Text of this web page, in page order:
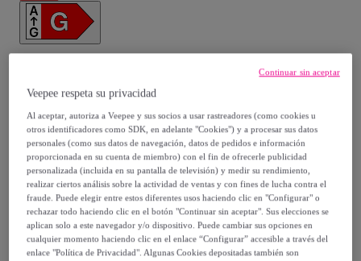
ver condiciones
Vendido porInnovaGoods
Entrega
Envío gratis
Veepee respeta su privacidad
Al aceptar, autoriza a Veepee y sus socios a usar rastreadores (como cookies u
otros identificadores como SDK, en adelante "Cookies") y a procesar sus datos
personales (como sus datos de navegación, datos de pedidos e información
proporcionada en su cuenta de miembro) con el fin de ofrecerle publicidad
personalizada (incluida en su pantalla de televisión) y medir su rendimiento,
realizar ciertos análisis sobre la actividad de ventas y con fines de lucha contra el
fraude. Puede elegir entre estos diferentes usos haciendo clic en "Configurar" o
rechazar todo haciendo clic en el botón "Continuar sin aceptar". Sus elecciones se
aplican solo a este navegador y/o dispositivo. Puede cambiar sus opciones en
cualquier momento haciendo clic en el enlace “Configurar” accesible a través del
enlace "Política de Privacidad". Algunas Cookies depositadas también son
Continuar sin aceptar